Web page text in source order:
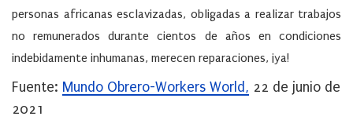
personas africanas esclavizadas, obligadas a realizar trabajos
no remunerados durante cientos de años en condiciones
indebidamente inhumanas, merecen reparaciones, ¡ya!
Fuente: Mundo Obrero-Workers World, 22 de junio de
2021